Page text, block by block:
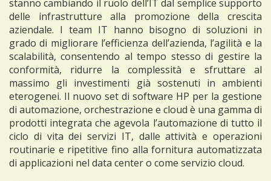
stanno cambiando il ruolo dell’IT dal semplice supporto
delle infrastrutture alla promozione della crescita
aziendale. I team IT hanno bisogno di soluzioni in
grado di migliorare l’efficienza dell’azienda, l’agilità e la
scalabilità, consentendo al tempo stesso di gestire la
conformità, ridurre la complessità e sfruttare al
massimo gli investimenti già sostenuti in ambienti
eterogenei. Il nuovo set di software HP per la gestione
di automazione, orchestrazione e cloud è una gamma di
prodotti integrata che agevola l’automazione di tutto il
ciclo di vita dei servizi IT, dalle attività e operazioni
routinarie e ripetitive fino alla fornitura automatizzata
di applicazioni nel data center o come servizio cloud.